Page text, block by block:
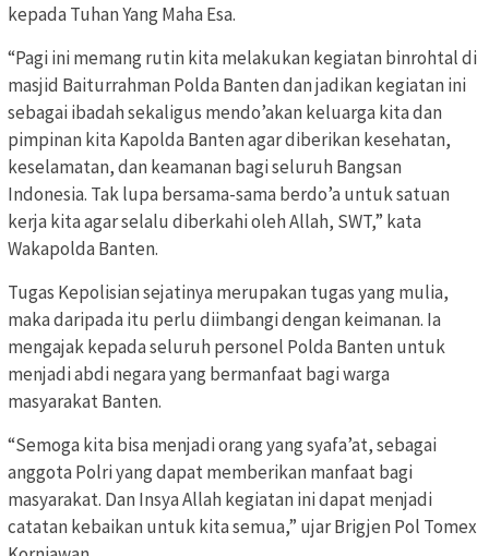
kepada Tuhan Yang Maha Esa.
“Pagi ini memang rutin kita melakukan kegiatan binrohtal di
masjid Baiturrahman Polda Banten dan jadikan kegiatan ini
sebagai ibadah sekaligus mendo’akan keluarga kita dan
pimpinan kita Kapolda Banten agar diberikan kesehatan,
keselamatan, dan keamanan bagi seluruh Bangsan
Indonesia. Tak lupa bersama-sama berdo’a untuk satuan
kerja kita agar selalu diberkahi oleh Allah, SWT,” kata
Wakapolda Banten.
Tugas Kepolisian sejatinya merupakan tugas yang mulia,
maka daripada itu perlu diimbangi dengan keimanan. Ia
mengajak kepada seluruh personel Polda Banten untuk
menjadi abdi negara yang bermanfaat bagi warga
masyarakat Banten.
“Semoga kita bisa menjadi orang yang syafa’at, sebagai
anggota Polri yang dapat memberikan manfaat bagi
masyarakat. Dan Insya Allah kegiatan ini dapat menjadi
catatan kebaikan untuk kita semua,” ujar Brigjen Pol Tomex